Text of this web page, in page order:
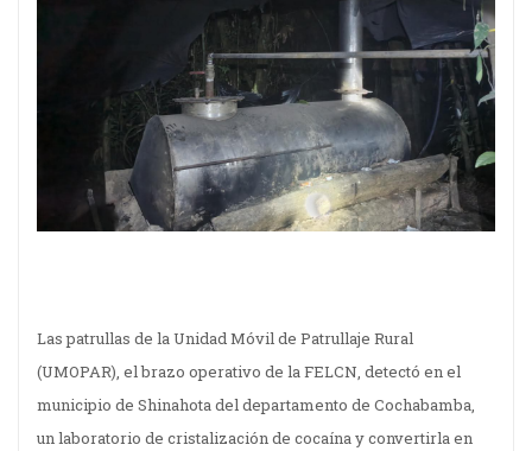
Las patrullas de la Unidad Móvil de Patrullaje Rural
(UMOPAR), el brazo operativo de la FELCN, detectó en el
municipio de Shinahota del departamento de Cochabamba,
un laboratorio de cristalización de cocaína y convertirla en